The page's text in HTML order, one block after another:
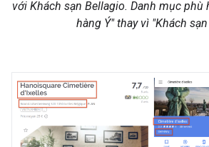
với Khách sạn Bellagio. Danh mục phù
hàng Ý" thay vì "Khách sạn